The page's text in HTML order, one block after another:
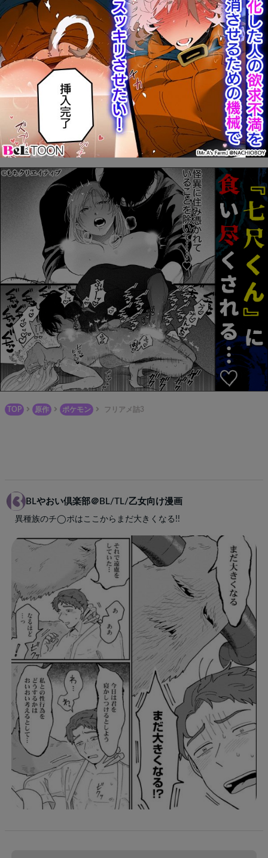
この作品をお気に入り登録する
前のページ 次のページ
最初 22 23 25
TOP 原作 ポケモン フリアメ詰3
BLやおい倶楽部＠BL/TL/乙女向け漫画
異種族のチ◯ポはここからまだ大きくなる!!